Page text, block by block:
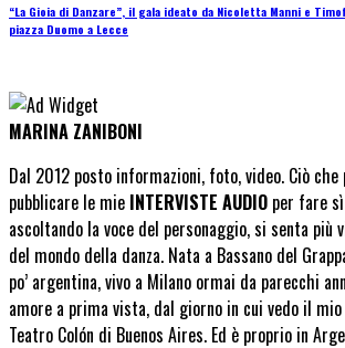
“La Gioia di Danzare”, il gala ideato da Nicoletta Manni e
piazza Duomo a Lecce
MARINA ZANIBONI
Dal 2012 posto informazioni, foto, video. Ciò
pubblicare le mie INTERVISTE AUDIO per fare
ascoltando la voce del personaggio, si senta più
del mondo della danza. Nata a Bassano del
po’ argentina, vivo a Milano ormai da parecchi
amore a prima vista, dal giorno in cui vedo il
Teatro Colón di Buenos Aires. Ed è proprio in